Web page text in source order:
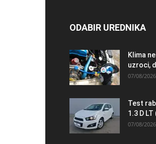
ODABIR UREDNIKA
Klima
uzroci,
07/08/2026
Test
1.3 D
07/08/2026